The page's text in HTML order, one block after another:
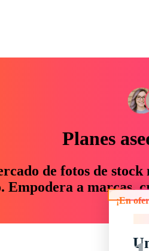
Planes
de fotos de
Empodera a marcas,
un
¡En oferta